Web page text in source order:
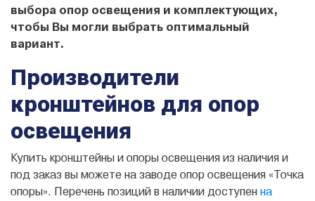
выбора опор освещения и комплектующих,
чтобы Вы могли выбрать оптимальный
вариант.
Производители
кронштейнов для опор
освещения
Купить кронштейны и опоры освещения из наличия и
под заказ вы можете на заводе опор освещения «Точка
опоры». Перечень позиций в наличии доступен на